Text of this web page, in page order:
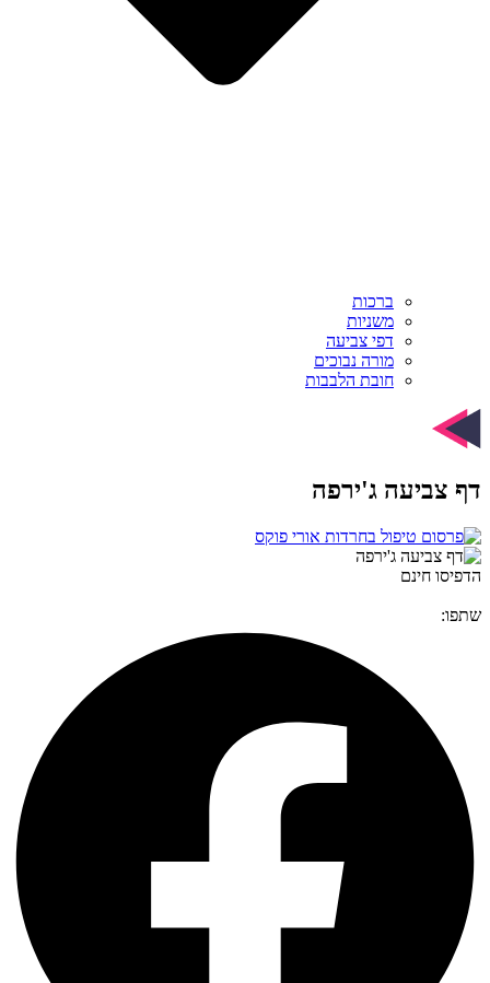
ברכות
משניות
דפי צביעה
מורה נבוכים
חובת הלבבות
דף צביעה ג'ירפה
הדפיסו חינם
שתפו: